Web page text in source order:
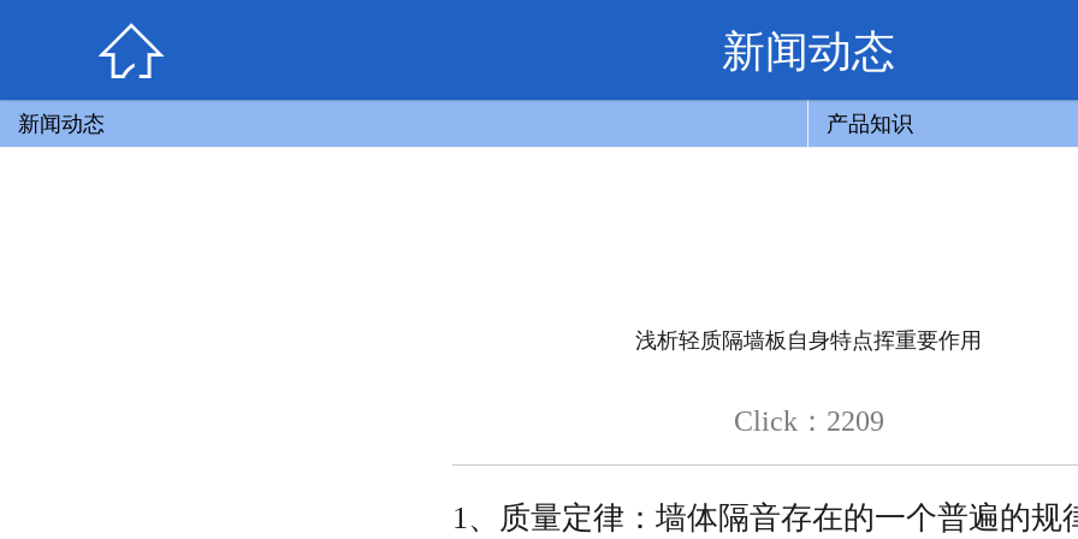
 新闻动态
新闻动态 产品知识
浅析轻质隔墙板自身特点挥重要作用
Click：2209
1、质量定律：墙体隔音存在的一个普遍的规